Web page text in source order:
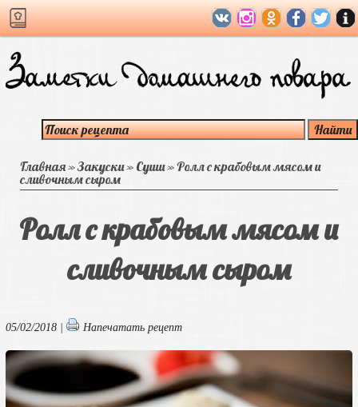
Главная»Закуски» Суши»Ролл с крабовым мясом и
сливочным сыром
Ролл с крабовым мясом и
сливочным сыром
05/02/2018 | Напечатать рецепт